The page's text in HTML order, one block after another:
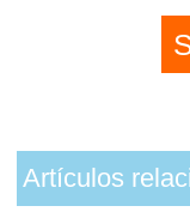
Artículos